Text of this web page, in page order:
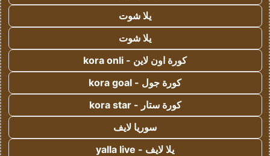
يلا شوت
يلا شوت
كورة اون لاين - kora onli
كورة جول - kora goal
كورة ستار - kora star
سوريا لايف
يلا لايف - yalla live